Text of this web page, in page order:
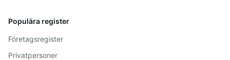
Populära register
Företagsregister
Privatpersoner